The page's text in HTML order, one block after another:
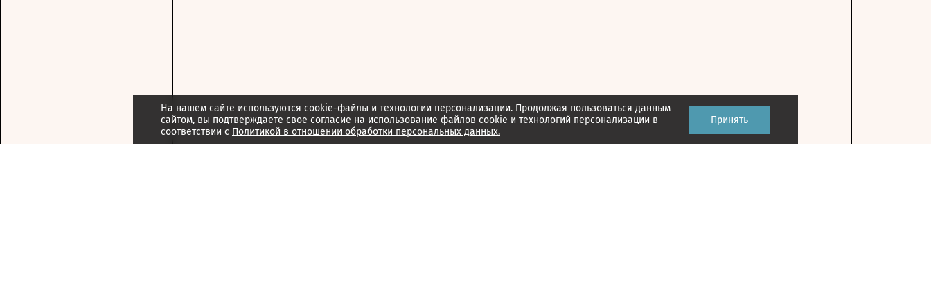
На нашем сайте используются cookie-файлы и технологии персонализации. Продолжая пользоваться данным
сайтом, вы подтверждаете свое согласие на использование файлов cookie и технологий персонализации в
соответствии с Политикой в отношении обработки персональных данных.
Принять